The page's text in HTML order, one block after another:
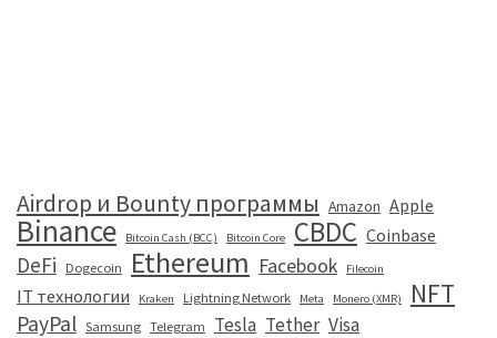
Airdrop и Bounty программы Amazon Apple
Binance Bitcoin Cash (BCC) Bitcoin Core CBDC Coinbase
DeFi Dogecoin Ethereum Facebook Filecoin
IT технологии Kraken Lightning Network Meta Monero (XMR) NFT
PayPal Samsung Telegram Tesla Tether Visa